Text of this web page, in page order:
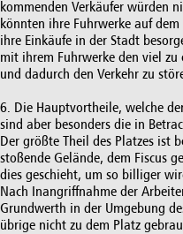
kommenden Verkäufer würden
könnten ihre Fuhrwerke auf
ihre Einkäufe in der Stadt
mit ihrem Fuhrwerke den viel
und dadurch den Verkehr zu
6. Die Hauptvortheile, welche
sind aber besonders die in
Der größte Theil des Platzes ist
stoßende Gelände, dem Fiscus
dies geschieht, um so billiger
Nach Inangriffnahme der
Grundwerth in der Umgebung
übrige nicht zu dem Platz